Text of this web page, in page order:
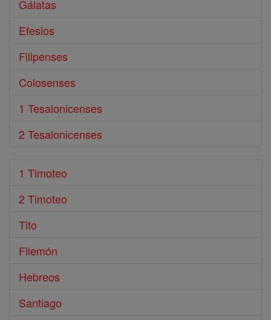
Gálatas
Efesios
Filipenses
Colosenses
1 Tesalonicenses
2 Tesalonicenses
1 Timoteo
2 Timoteo
Tito
Filemón
Hebreos
Santiago